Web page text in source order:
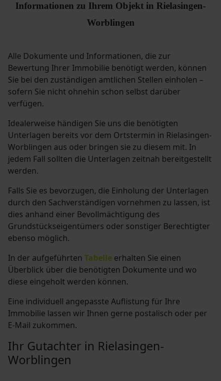
Informationen zu Ihrem Objekt in Rielasingen-
Worblingen
Alle Dokumente und Informationen, die zur
Bewertung Ihrer Immobilie benötigt werden, können
Sie bei den zuständigen amtlichen Stellen einholen –
sofern Sie nicht ohnehin schon selbst darüber
verfügen.
Idealerweise händigen Sie uns die benötigten
Unterlagen bereits vor dem Ortstermin in Rielasingen-
Worblingen aus oder bringen sie zu diesem mit. In
jedem Fall sollten die Unterlagen zeitnah bereitgestellt
werden.
Falls Sie es bevorzugen, die Einholung der Unterlagen
durch den Sachverständigen vornehmen zu lassen, ist
dies anhand einer Bevollmächtigung des
Grundstückseigentümers oder sonstiger Berechtigter
ebenso möglich.
In der aufgeführtenTabelle erhalten Sie einen
Überblick über die benötigten Dokumente und wo
diese eingeholt werden können.
Eine individuell angepasste Auflistung für Ihre
Immobilie lassen wir Ihnen gerne postalisch oder per
E-Mail zukommen.
Ihr Gutachter in Rielasingen-
Worblingen